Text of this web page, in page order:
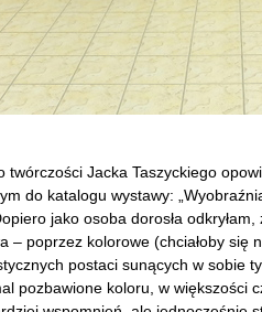
twórczości Jacka Taszyckiego
do katalogu wystawy:
jako osoba dorosła
– poprzez kolorowe (chciałoby
postaci sunących w sobie
pozbawione koloru, w większości